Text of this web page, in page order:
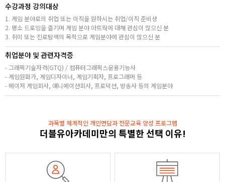
수강과정 강의대상
1. 게임 분야로의 취업 또는 이직을 원하시는 취업/이직 준비생
2. 평소 드로잉을 즐기며 게임 분야 아트웍에 대해 관심이 많으신 분
3. 취미 또는 진로탐색의 목적으로 게임분야에 관심이 많으신 분
취업분야 및 관련자격증
- 그래픽기술자격(GTQ) / 컴퓨터그래픽스운용기능사
- 게임원화가, 게임디자이너, 게임기획자, 프로그래머 등
- 메이저 게임회사, 애니메이션회사, 프로덕션, 방송사 등의 게임분야
과목별 체계적인 개인면담과 전문교육 양성 프로그램
더블유아카데미만의 특별한 선택 이유!